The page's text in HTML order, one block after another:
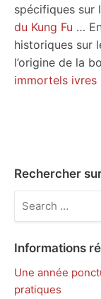
spécifiques sur
du Kung Fu …
historiques sur
l’origine de la
immortels ivres
Rechercher
Informations
Une année
pratiques